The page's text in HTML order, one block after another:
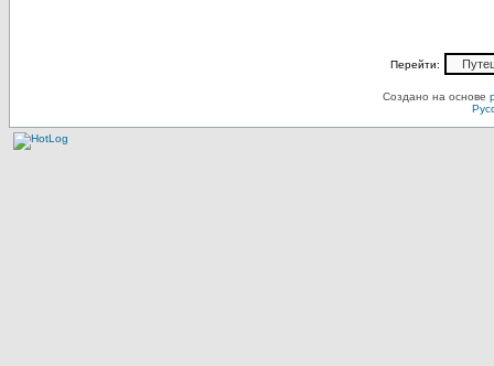
Перейти:
Создано на основе